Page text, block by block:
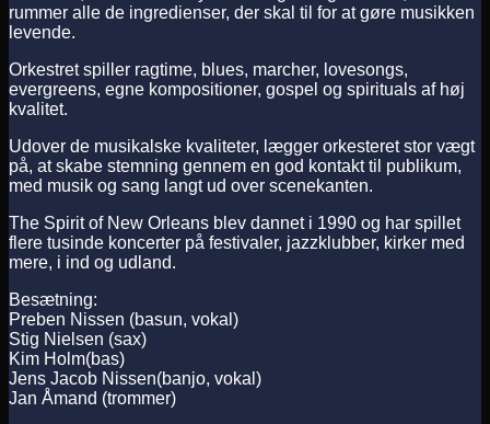
rummer alle de ingredienser, der skal til for at gøre musikken
levende.
Orkestret spiller ragtime, blues, marcher, lovesongs,
evergreens, egne kompositioner, gospel og spirituals af høj
kvalitet.
Udover de musikalske kvaliteter, lægger orkesteret stor vægt
på, at skabe stemning gennem en god kontakt til publikum,
med musik og sang langt ud over scenekanten.
The Spirit of New Orleans blev dannet i 1990 og har spillet
flere tusinde koncerter på festivaler, jazzklubber, kirker med
mere, i ind og udland.
Besætning:
Preben Nissen (basun, vokal)
Stig Nielsen (sax)
Kim Holm(bas)
Jens Jacob Nissen(banjo, vokal)
Jan Åmand (trommer)